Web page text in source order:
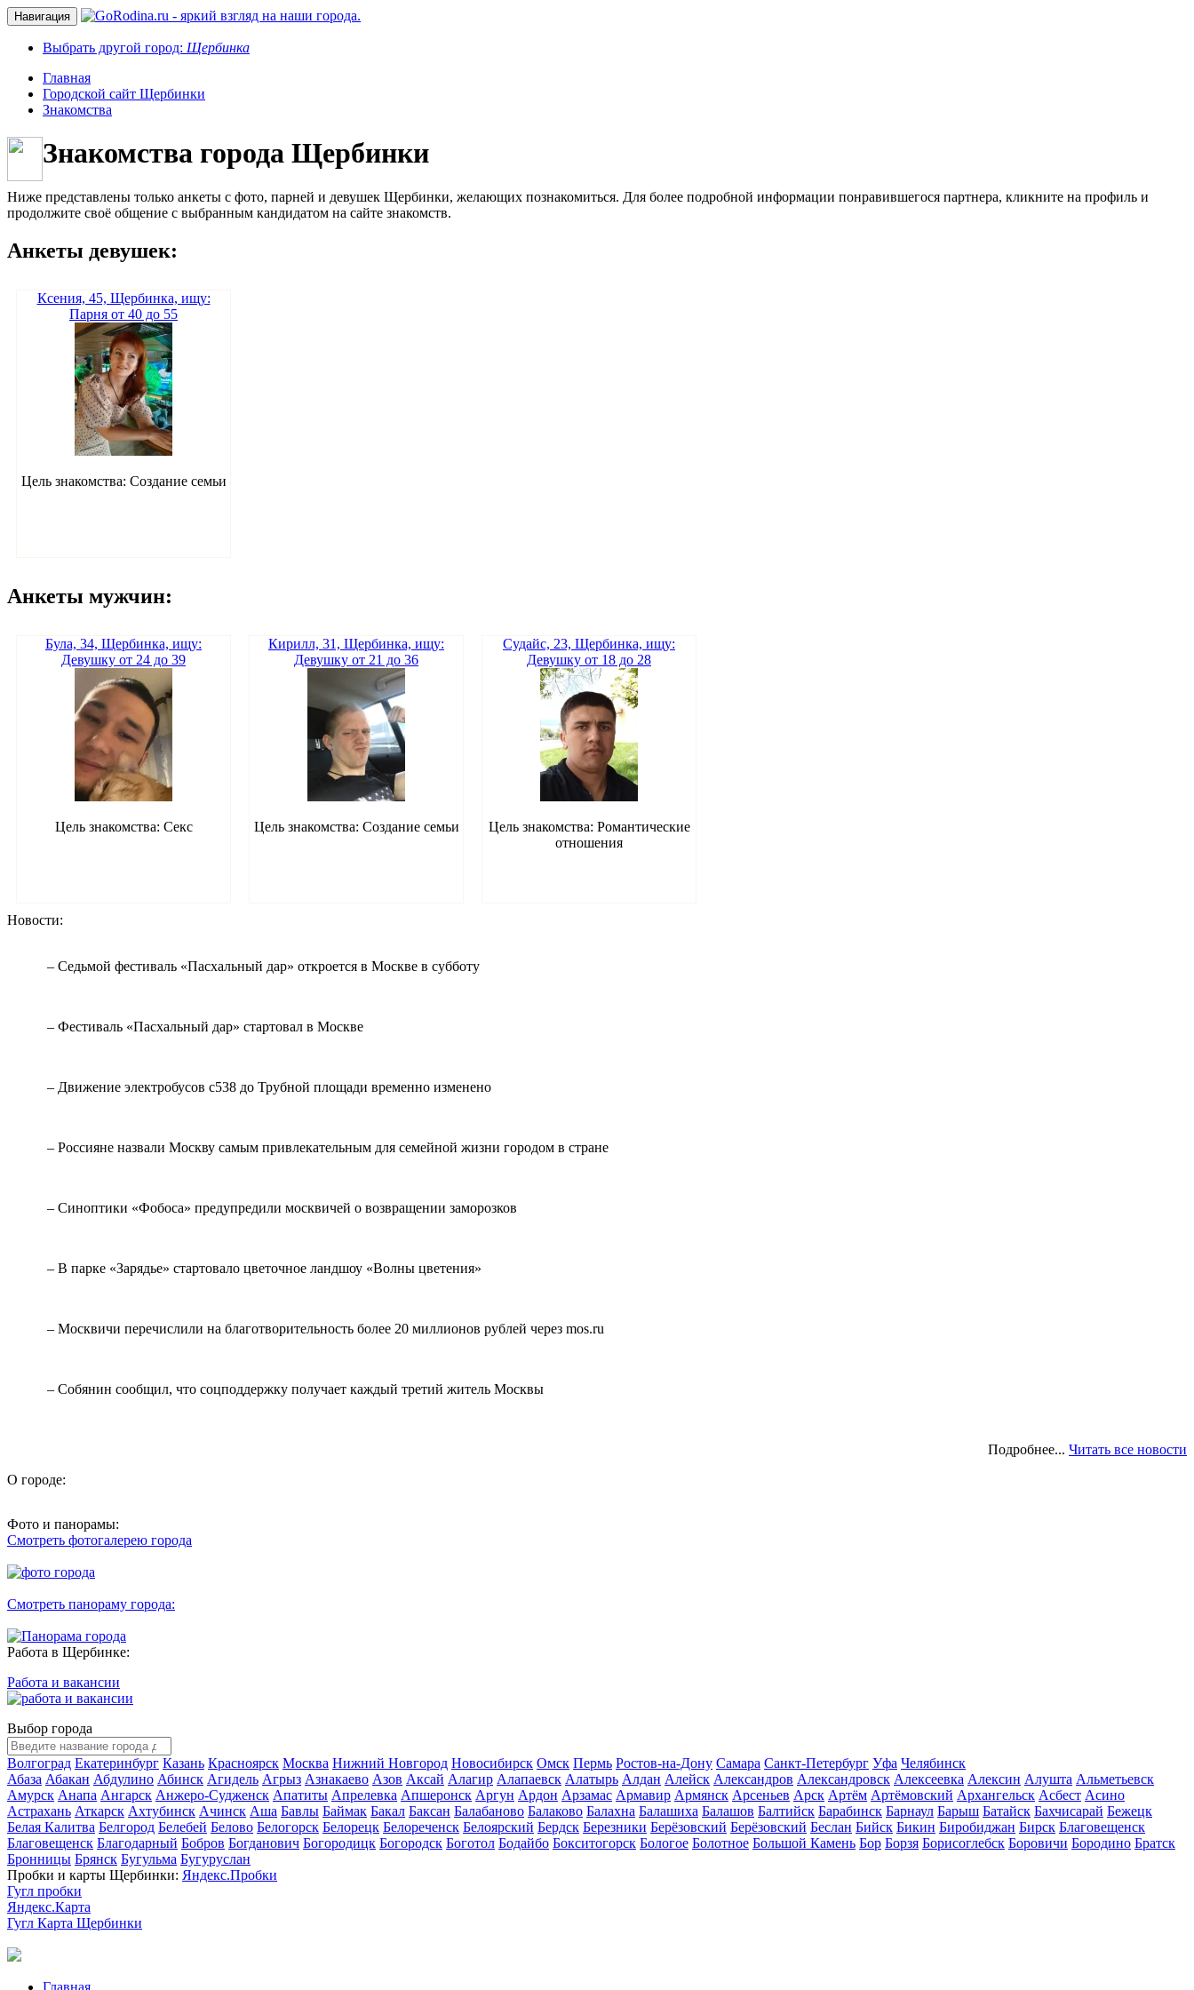
Навигация
Выбрать другой город: Щербинка
Главная
Городской сайт Щербинки
Знакомства
Знакомства города Щербинки
Ниже представлены только анкеты с фото, парней и девушек Щербинки, желающих познакомиться. Для более подробной информации понравившегося партнера, кликните на профиль и
продолжите своё общение с выбранным кандидатом на сайте знакомств.
Анкеты девушек:
Ксения, 45, Щербинка, ищу:
Парня от 40 до 55
Цель знакомства: Создание семьи
Анкеты мужчин:
Була, 34, Щербинка, ищу:
Девушку от 24 до 39
Цель знакомства: Секс
Кирилл, 31, Щербинка, ищу:
Девушку от 21 до 36
Цель знакомства: Создание семьи
Судайс, 23, Щербинка, ищу:
Девушку от 18 до 28
Цель знакомства: Романтические
отношения
Новости:
– Седьмой фестиваль «Пасхальный дар» откроется в Москве в субботу
– Фестиваль «Пасхальный дар» стартовал в Москве
– Движение электробусов с538 до Трубной площади временно изменено
– Россияне назвали Москву самым привлекательным для семейной жизни городом в стране
– Синоптики «Фобоса» предупредили москвичей о возвращении заморозков
– В парке «Зарядье» стартовало цветочное ландшоу «Волны цветения»
– Москвичи перечислили на благотворительность более 20 миллионов рублей через mos.ru
– Собянин сообщил, что соцподдержку получает каждый третий житель Москвы
Подробнее... Читать все новости
О городе:
Фото и панорамы:
Смотреть фотогалерею города
Смотреть панораму города:
Работа в Щербинке:
Работа и вакансии
Выбор города
Волгоград Екатеринбург Казань Красноярск Москва Нижний Новгород Новосибирск Омск Пермь Ростов-на-Дону Самара Санкт-Петербург Уфа Челябинск
Абаза Абакан Абдулино Абинск Агидель Агрыз Азнакаево Азов Аксай Алагир Алапаевск Алатырь Алдан Алейск Александров Александровск Алексеевка Алексин Алушта Альметьевск
Амурск Анапа Ангарск Анжеро-Судженск Апатиты Апрелевка Апшеронск Аргун Ардон Арзамас Армавир Армянск Арсеньев Арск Артём Артёмовский Архангельск Асбест Асино
Астрахань Аткарск Ахтубинск Ачинск Аша Бавлы Баймак Бакал Баксан Балабаново Балаково Балахна Балашиха Балашов Балтийск Барабинск Барнаул Барыш Батайск Бахчисарай Бежецк
Белая Калитва Белгород Белебей Белово Белогорск Белорецк Белореченск Белоярский Бердск Березники Берёзовский Берёзовский Беслан Бийск Бикин Биробиджан Бирск Благовещенск
Благовещенск Благодарный Бобров Богданович Богородицк Богородск Боготол Бодайбо Бокситогорск Бологое Болотное Большой Камень Бор Борзя Борисоглебск Боровичи Бородино Братск
Бронницы Брянск Бугульма Бугуруслан
Пробки и карты Щербинки: Яндекс.Пробки
Гугл пробки
Яндекс.Карта
Гугл Карта Щербинки
Главная